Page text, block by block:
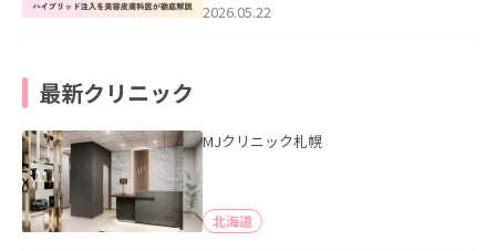
た。
2026.05.22
最新クリニック
MJクリニック札幌
北海道